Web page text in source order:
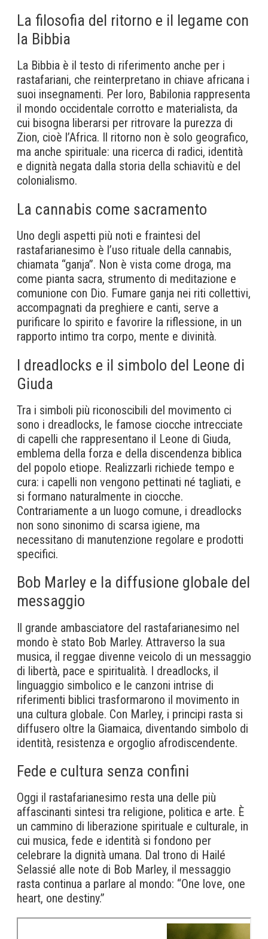
La filosofia del ritorno e il legame con
la Bibbia
La Bibbia è il testo di riferimento anche per i
rastafariani, che reinterpretano in chiave africana i
suoi insegnamenti. Per loro, Babilonia rappresenta
il mondo occidentale corrotto e materialista, da
cui bisogna liberarsi per ritrovare la purezza di
Zion, cioè l’Africa. Il ritorno non è solo geografico,
ma anche spirituale: una ricerca di radici, identità
e dignità negata dalla storia della schiavitù e del
colonialismo.
La cannabis come sacramento
Uno degli aspetti più noti e fraintesi del
rastafarianesimo è l’uso rituale della cannabis,
chiamata “ganja”. Non è vista come droga, ma
come pianta sacra, strumento di meditazione e
comunione con Dio. Fumare ganja nei riti collettivi,
accompagnati da preghiere e canti, serve a
purificare lo spirito e favorire la riflessione, in un
rapporto intimo tra corpo, mente e divinità.
I dreadlocks e il simbolo del Leone di
Giuda
Tra i simboli più riconoscibili del movimento ci
sono i dreadlocks, le famose ciocche intrecciate
di capelli che rappresentano il Leone di Giuda,
emblema della forza e della discendenza biblica
del popolo etiope. Realizzarli richiede tempo e
cura: i capelli non vengono pettinati né tagliati, e
si formano naturalmente in ciocche.
Contrariamente a un luogo comune, i dreadlocks
non sono sinonimo di scarsa igiene, ma
necessitano di manutenzione regolare e prodotti
specifici.
Bob Marley e la diffusione globale del
messaggio
Il grande ambasciatore del rastafarianesimo nel
mondo è stato Bob Marley. Attraverso la sua
musica, il reggae divenne veicolo di un messaggio
di libertà, pace e spiritualità. I dreadlocks, il
linguaggio simbolico e le canzoni intrise di
riferimenti biblici trasformarono il movimento in
una cultura globale. Con Marley, i principi rasta si
diffusero oltre la Giamaica, diventando simbolo di
identità, resistenza e orgoglio afrodiscendente.
Fede e cultura senza confini
Oggi il rastafarianesimo resta una delle più
affascinanti sintesi tra religione, politica e arte. È
un cammino di liberazione spirituale e culturale, in
cui musica, fede e identità si fondono per
celebrare la dignità umana. Dal trono di Hailé
Selassié alle note di Bob Marley, il messaggio
rasta continua a parlare al mondo: “One love, one
heart, one destiny.”